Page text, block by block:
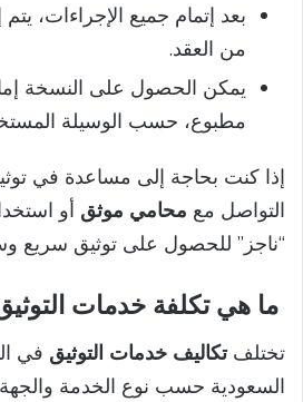
بعد إتمام جميع الإجراءات،
من العقد.
يمكن الحصول على النسخة
مطبوع، حسب الوسيلة
إذا كنت بحاجة إلى مساعدة في
التواصل مع محامي موثق أو
“ناجز” للحصول على توثيق سريع
ما هي تكلفة خدمات
تختلف تكاليف خدمات التوثيق في
السعودية حسب نوع الخدمة والجهة